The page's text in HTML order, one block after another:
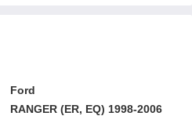
Ford
RANGER (ER, EQ) 1998-2006